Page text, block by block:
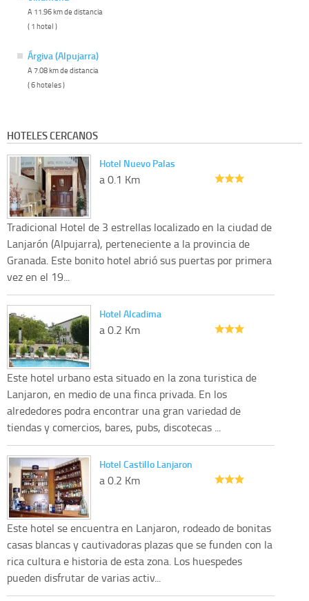
A 11.96 km de distancia
( 1 hotel )
Árgiva (Alpujarra)
A 7.08 km de distancia
( 6 hoteles )
HOTELES CERCANOS
Hotel Nuevo Palas
a 0.1 Km
Tradicional Hotel de 3 estrellas localizado en la ciudad de
Lanjarón (Alpujarra), perteneciente a la provincia de
Granada. Este bonito hotel abrió sus puertas por primera
vez en el 19...
Hotel Alcadima
a 0.2 Km
Este hotel urbano esta situado en la zona turistica de
Lanjaron, en medio de una finca privada. En los
alrededores podra encontrar una gran variedad de
tiendas y comercios, bares, pubs, discotecas ...
Hotel Castillo Lanjaron
a 0.2 Km
Este hotel se encuentra en Lanjaron, rodeado de bonitas
casas blancas y cautivadoras plazas que se funden con la
rica cultura e historia de esta zona. Los huespedes
pueden disfrutar de varias activ...